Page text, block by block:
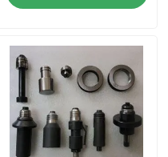
del ingreso